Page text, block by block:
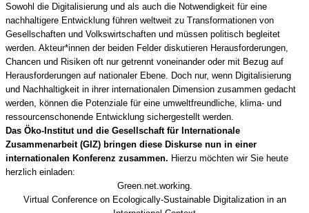
Sowohl die Digitalisierung und als auch die Notwendigkeit für eine
nachhaltigere Entwicklung führen weltweit zu Transformationen von
Gesellschaften und Volkswirtschaften und müssen politisch begleitet
werden. Akteur*innen der beiden Felder diskutieren Herausforderungen,
Chancen und Risiken oft nur getrennt voneinander oder mit Bezug auf
Herausforderungen auf nationaler Ebene. Doch nur, wenn Digitalisierung
und Nachhaltigkeit in ihrer internationalen Dimension zusammen gedacht
werden, können die Potenziale für eine umweltfreundliche, klima- und
ressourcenschonende Entwicklung sichergestellt werden.
Das Öko-Institut und die Gesellschaft für Internationale
Zusammenarbeit (GIZ) bringen diese Diskurse nun in einer
internationalen Konferenz zusammen. Hierzu möchten wir Sie heute
herzlich einladen:
Green.net.working.
Virtual Conference on Ecologically-Sustainable Digitalization in an